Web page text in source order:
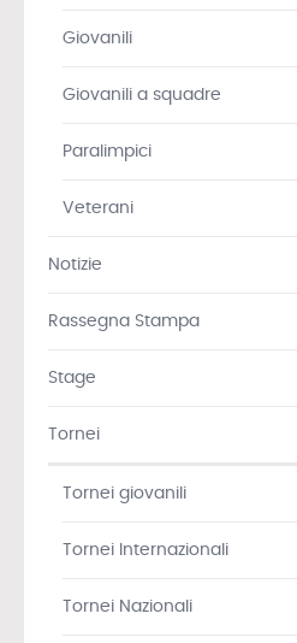
Giovanili
Giovanili a squadre
Paralimpici
Veterani
Notizie
Rassegna Stampa
Stage
Tornei
Tornei giovanili
Tornei Internazionali
Tornei Nazionali